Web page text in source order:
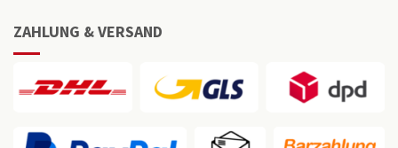
ZAHLUNG & VERSAND